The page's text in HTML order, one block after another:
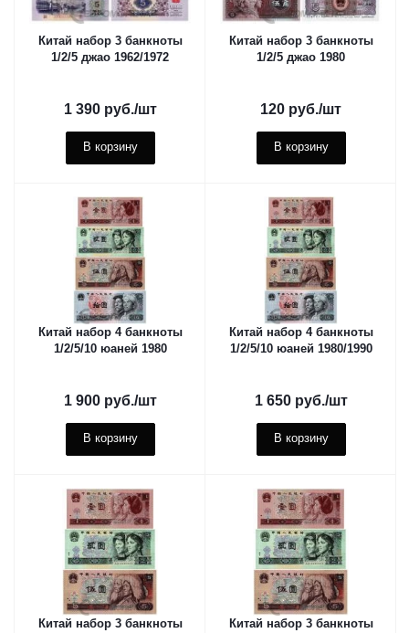
Китай набор 3 банкноты
1/2/5 джао 1962/1972
1 390руб./шт
В корзину
Китай набор 3 банкноты
1/2/5 джао 1980
120 руб./шт
В корзину
Китай набор 4 банкноты
1/2/5/10 юаней 1980
1 900руб./шт
В корзину
Китай набор 4 банкноты
1/2/5/10 юаней 1980/1990
1 650руб./шт
В корзину
Китай набор 3 банкноты Китай набор 3 банкноты